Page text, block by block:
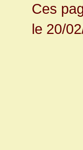
Ces
le 20/